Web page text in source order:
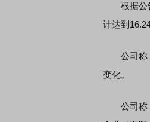
根据公告
计达到
公司称，
变化。
公司称，